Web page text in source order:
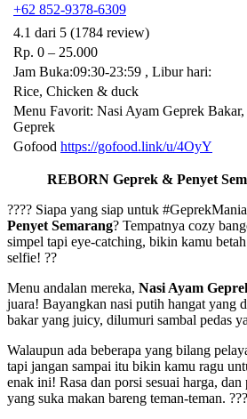
+62 852-9378-6309
4.1 dari 5 (1784 review)
Rp. 0 – 25.000
Jam Buka:09:30-23:59 , Libur hari:
Rice, Chicken & duck
Menu Favorit: Nasi Ayam Geprek
Geprek
Gofood https://gofood.link/u/4OyY
REBORN Geprek & Penyet
???? Siapa yang siap untuk
Penyet Semarang? Tempatnya cozy
simpel tapi eye-catching, bikin kamu
selfie! ??
Menu andalan mereka, Nasi Ayam
juara! Bayangkan nasi putih hangat yang
bakar yang juicy, dilumuri sambal pedas
Walaupun ada beberapa yang bilang
tapi jangan sampai itu bikin kamu ragu
enak ini! Rasa dan porsi sesuai harga,
yang suka makan bareng teman-teman.